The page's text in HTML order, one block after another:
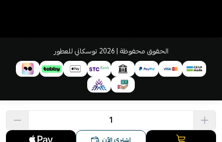
الحقوق محفوظة | 2026 توسكاني للعطور